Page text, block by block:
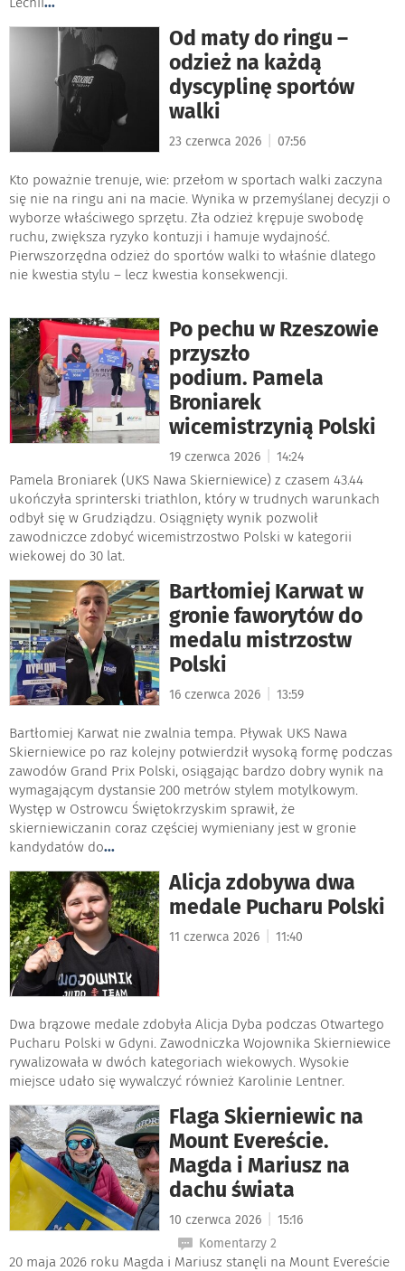
Od maty do ringu –
odzież na każdą
dyscyplinę sportów
walki
23 czerwca 2026 07:56
Kto poważnie trenuje, wie: przełom w sportach walki zaczyna
się nie na ringu ani na macie. Wynika w przemyślanej decyzji o
wyborze właściwego sprzętu. Zła odzież krępuje swobodę
ruchu, zwiększa ryzyko kontuzji i hamuje wydajność.
Pierwszorzędna odzież do sportów walki to właśnie dlatego
nie kwestia stylu – lecz kwestia konsekwencji.
Po pechu w Rzeszowie
przyszło
podium. Pamela
Broniarek
wicemistrzynią Polski
19 czerwca 2026 14:24
Pamela Broniarek (UKS Nawa Skierniewice) z czasem 43.44
ukończyła sprinterski triathlon, który w trudnych warunkach
odbył się w Grudziądzu. Osiągnięty wynik pozwolił
zawodniczce zdobyć wicemistrzostwo Polski w kategorii
wiekowej do 30 lat.
Bartłomiej Karwat w
gronie faworytów do
medalu mistrzostw
Polski
16 czerwca 2026 13:59
Bartłomiej Karwat nie zwalnia tempa. Pływak UKS Nawa
Skierniewice po raz kolejny potwierdził wysoką formę podczas
zawodów Grand Prix Polski, osiągając bardzo dobry wynik na
wymagającym dystansie 200 metrów stylem motylkowym.
Występ w Ostrowcu Świętokrzyskim sprawił, że
skierniewiczanin coraz częściej wymieniany jest w gronie
kandydatów do...
Alicja zdobywa dwa
medale Pucharu Polski
11 czerwca 2026 11:40
Dwa brązowe medale zdobyła Alicja Dyba podczas Otwartego
Pucharu Polski w Gdyni. Zawodniczka Wojownika Skierniewice
rywalizowała w dwóch kategoriach wiekowych. Wysokie
miejsce udało się wywalczyć również Karolinie Lentner.
Flaga Skierniewic na
Mount Evereście.
Magda i Mariusz na
dachu świata
10 czerwca 2026
15:16
Komentarzy 2
20 maja 2026 roku Magda i Mariusz stanęli na Mount Evereście